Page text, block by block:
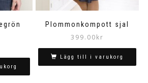
Plommonkompott sjal
399.00kr
Lägg till i varukorg